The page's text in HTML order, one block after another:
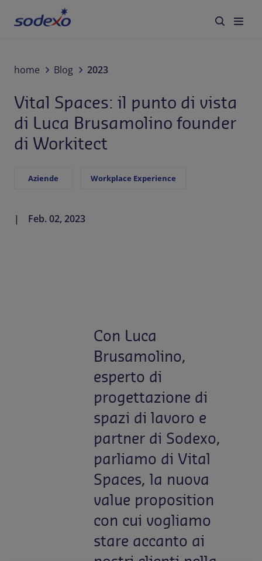
Servizi e Brand
Settori
Blog
Lavora con noi
home Blog 2023
Vital Spaces: il punto di vista
di Luca Brusamolino founder
di Workitect
Aziende Workplace Experience
Feb. 02, 2023
Con Luca
Brusamolino,
esperto di
progettazione di
spazi di lavoro e
partner di Sodexo,
parliamo di Vital
Spaces, la nuova
value proposition
con cui vogliamo
stare accanto ai